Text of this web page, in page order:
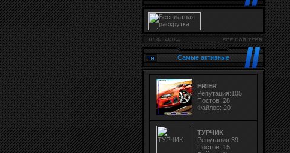
Самые активные
FRIER
Репутация:105
Постов: 28
Файлов: 20
ТУРЧИК
Репутация:39
Постов: 15